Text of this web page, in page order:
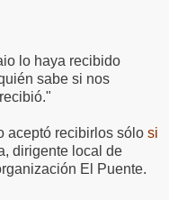
lo haya recibido
sabe si nos
aceptó recibirlos sólo si
dirigente local de
El Puente.